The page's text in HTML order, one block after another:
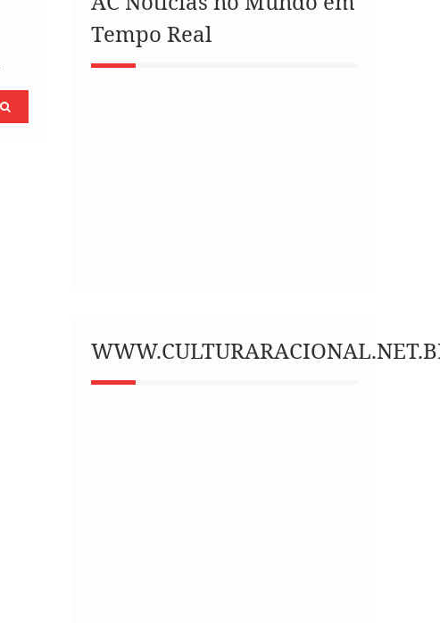
Tempo Real